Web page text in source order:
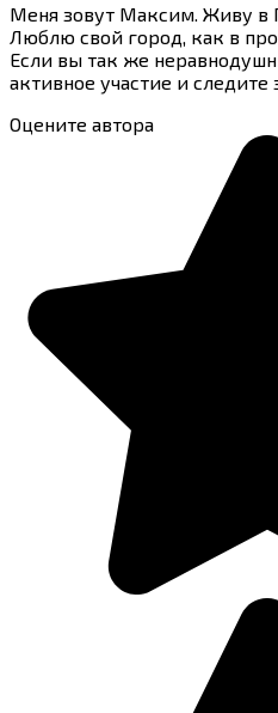
Меня зовут Максим. Живу в
Люблю свой город, как в
Если вы так же
активное участие и следите
Оцените автора